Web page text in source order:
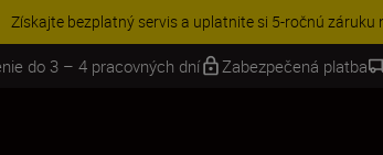
| Ušetrite 15 % na vybranom
do 3 – 4 pracovných dní Zabezpečená platba